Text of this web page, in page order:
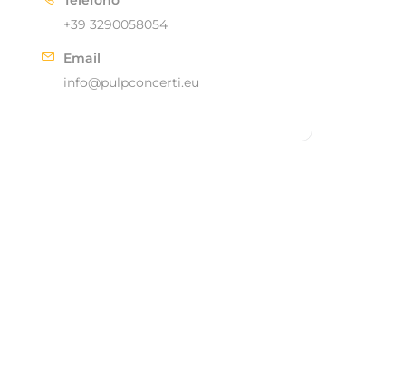
+39 3290058054
Email
info@pulpconcerti.eu